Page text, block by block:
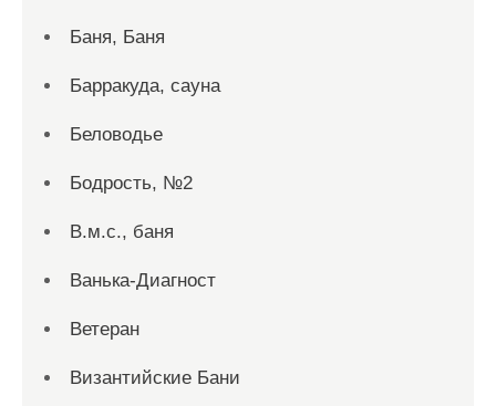
Баня, Баня
Барракуда, сауна
Беловодье
Бодрость, №2
В.м.с., баня
Ванька-Диагност
Ветеран
Византийские Бани